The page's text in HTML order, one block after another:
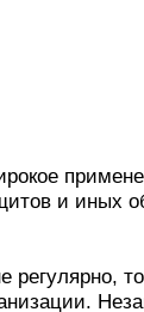
и
регулярно,